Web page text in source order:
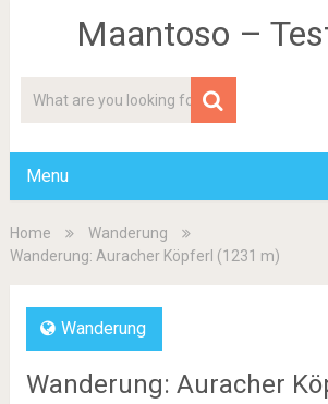
Maantoso –
Menu
Home
Wanderung
Wanderung: Auracher Köpferl (1231 m)
Wanderung
Wanderung: Auracher